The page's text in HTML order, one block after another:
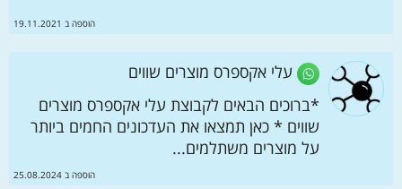
הוספה ב 19.11.2021
עלי אקספרס מוצרים שווים
*ברוכים הבאים לקבוצת עלי אקספרס מוצרים
שווים * כאן תמצאו את העדכונים החמים ביותר
על מוצרים משתלמים...
הוספה ב 25.08.2024